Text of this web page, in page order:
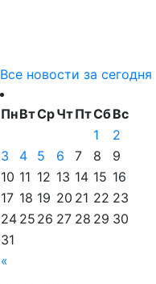
Все новости за сегодня
ПнВтСрЧтПтСбВс
«
1
2
3
4 5 6 7 8
9
10 11 12 13 14 15 16
17 18 19 20 21 22 23
24 25 26 27 28 29 30
31